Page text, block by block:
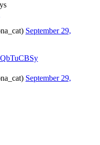
September 29,
September 29,